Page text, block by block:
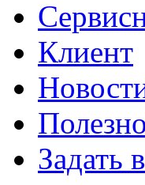
Клиент
Задать